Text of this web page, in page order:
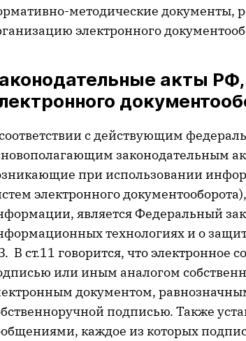
методические документы,
электронного
акты
с действующим
законодательным
при использовании
электронного
является Федеральный
технологиях и о
В ст.11 говорится, что электронное
или иным аналогом
документом,
подписью. Также
каждое из которых